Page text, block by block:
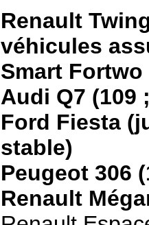
Renault
véhicules
Smart
Audi Q7 (109
Ford Fiesta
stable)
Peugeot 306
Renault